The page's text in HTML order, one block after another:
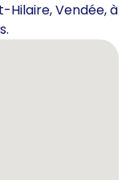
Hilaire, Vendée, à